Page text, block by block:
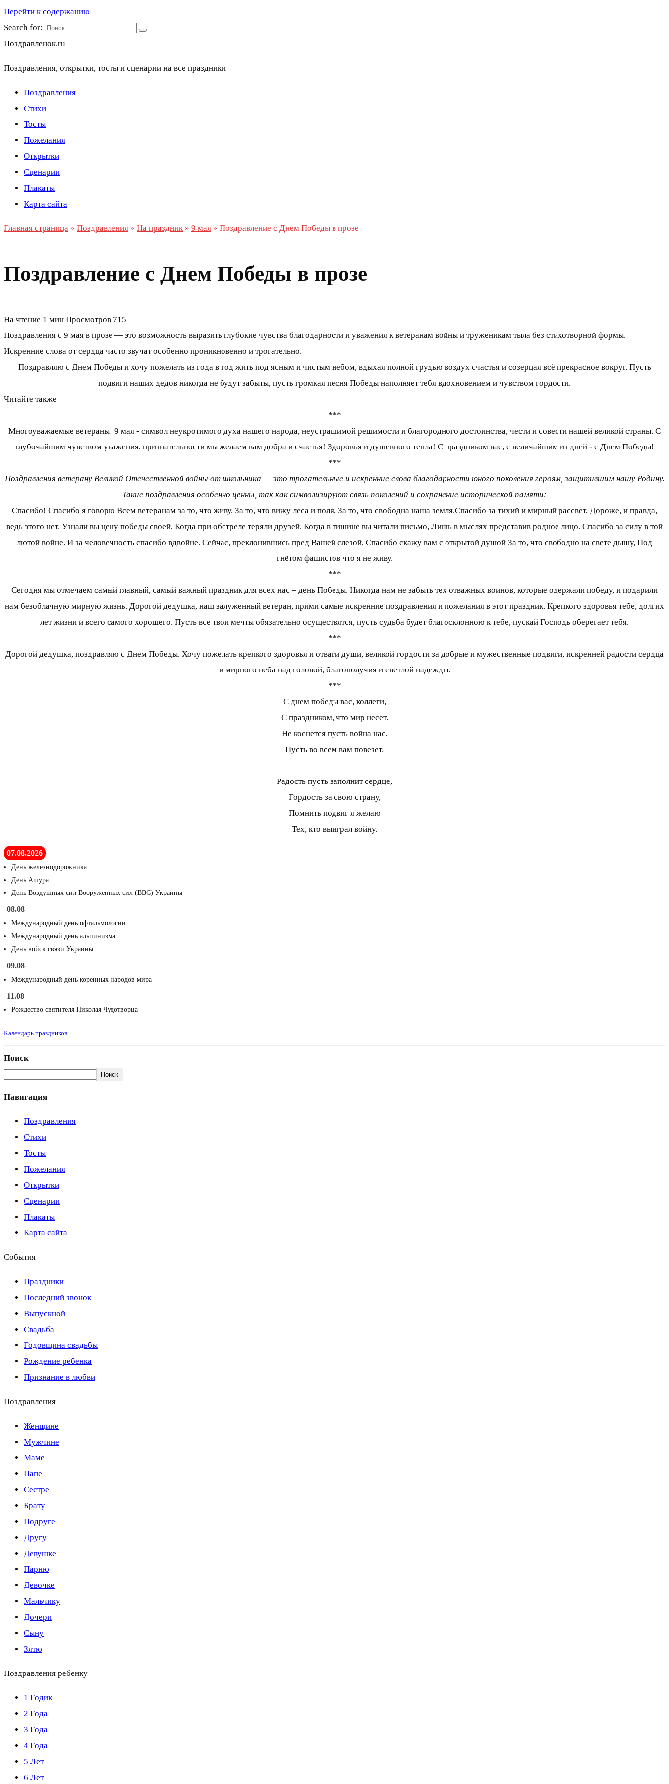
Перейти к содержанию
Search for:
Поздравленок.ru
Поздравления, открытки, тосты и сценарии на все праздники
Поздравления
Стихи
Тосты
Пожелания
Открытки
Сценарии
Плакаты
Карта сайта
Главная страница » Поздравления » На праздник » 9 мая » Поздравление с Днем Победы в прозе
Поздравление с Днем Победы в прозе
На чтение 1 мин Просмотров 715
Поздравления с 9 мая в прозе — это возможность выразить глубокие чувства благодарности и уважения к ветеранам войны и труженикам тыла без стихотворной формы.
Искренние слова от сердца часто звучат особенно проникновенно и трогательно.
Поздравляю с Днем Победы и хочу пожелать из года в год жить под ясным и чистым небом, вдыхая полной грудью воздух счастья и созерцая всё прекрасное вокруг. Пусть
подвиги наших дедов никогда не будут забыты, пусть громкая песня Победы наполняет тебя вдохновением и чувством гордости.
Читайте также
***
Многоуважаемые ветераны! 9 мая - символ неукротимого духа нашего народа, неустрашимой решимости и благородного достоинства, чести и совести нашей великой страны. С
глубочайшим чувством уважения, признательности мы желаем вам добра и счастья! Здоровья и душевного тепла! С праздником вас, с величайшим из дней - с Днем Победы!
***
Поздравления ветерану Великой Отечественной войны от школьника — это трогательные и искренние слова благодарности юного поколения героям, защитившим нашу Родину.
Такие поздравления особенно ценны, так как символизируют связь поколений и сохранение исторической памяти:
Спасибо! Спасибо я говорю Всем ветеранам за то, что живу. За то, что вижу леса и поля, За то, что свободна наша земля.Спасибо за тихий и мирный рассвет, Дороже, и правда,
ведь этого нет. Узнали вы цену победы своей, Когда при обстреле теряли друзей. Когда в тишине вы читали письмо, Лишь в мыслях представив родное лицо. Спасибо за силу в той
лютой войне. И за человечность спасибо вдвойне. Сейчас, преклонившись пред Вашей слезой, Спасибо скажу вам с открытой душой За то, что свободно на свете дышу, Под
гнётом фашистов что я не живу.
***
Сегодня мы отмечаем самый главный, самый важный праздник для всех нас – день Победы. Никогда нам не забыть тех отважных воинов, которые одержали победу, и подарили
нам безоблачную мирную жизнь. Дорогой дедушка, наш залуженный ветеран, прими самые искренние поздравления и пожелания в этот праздник. Крепкого здоровья тебе, долгих
лет жизни и всего самого хорошего. Пусть все твои мечты обязательно осуществятся, пусть судьба будет благосклонною к тебе, пускай Господь оберегает тебя.
***
Дорогой дедушка, поздравляю с Днем Победы. Хочу пожелать крепкого здоровья и отваги души, великой гордости за добрые и мужественные подвиги, искренней радости сердца
и мирного неба над головой, благополучия и светлой надежды.
***
С днем победы вас, коллеги,
С праздником, что мир несет.
Не коснется пусть война нас,
Пусть во всем вам повезет.
Радость пусть заполнит сердце,
Гордость за свою страну,
Помнить подвиг я желаю
Тех, кто выиграл войну.
07.08.2026
День железнодорожника
День Ашура
День Воздушных сил Вооруженных сил (ВВС) Украины
08.08
Международный день офтальмологии
Международный день альпинизма
День войск связи Украины
09.08
Международный день коренных народов мира
11.08
Рождество святителя Николая Чудотворца
Календарь праздников
Поиск
Поиск
Навигация
Поздравления
Стихи
Тосты
Пожелания
Открытки
Сценарии
Плакаты
Карта сайта
События
Праздники
Последний звонок
Выпускной
Свадьба
Годовщина свадьбы
Рождение ребенка
Признание в любви
Поздравления
Женщине
Мужчине
Маме
Папе
Сестре
Брату
Подруге
Другу
Девушке
Парню
Девочке
Мальчику
Дочери
Сыну
Зятю
Поздравления ребенку
1 Годик
2 Года
3 Года
4 Года
5 Лет
6 Лет